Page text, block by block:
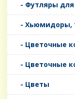
- Футляры для
- Хьюмидоры,
- Цветочные
- Цветочные
- Цветы